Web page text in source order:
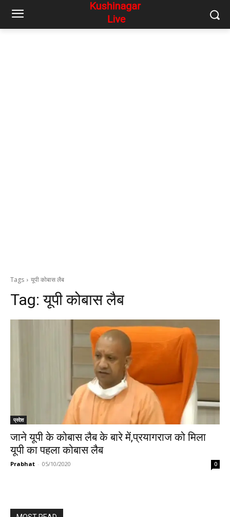
Tags यूपी कोबास लैब
Tag:यूपी कोबास लैब
प्रदेश
जाने यूपी के कोबास लैब के बारे में,प्रयागराज को मिला
यूपी का पहला कोबास लैब
Prabhat - 05/10/2020 0